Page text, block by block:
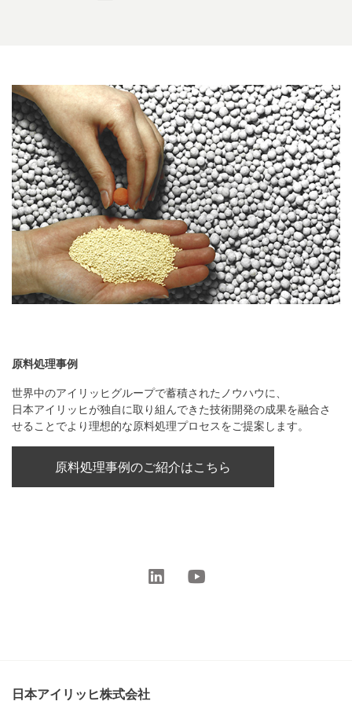
原料処理事例
世界中のアイリッヒグループで蓄積されたノウハウに、
日本アイリッヒが独自に取り組んできた技術開発の成果を融合さ
せることでより理想的な原料処理プロセスをご提案します。
原料処理事例のご紹介はこちら
日本アイリッヒ株式会社